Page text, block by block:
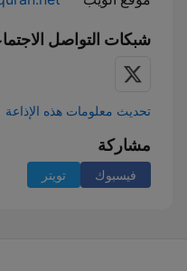
Mojawwadشبكات التواصل
تحديث معلومات هذه الإذاعة
مشاركة
فيسبوك تويتر